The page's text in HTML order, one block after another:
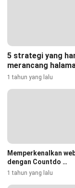
5 strategi yang
merancang
1 tahun yang lalu
Memperkenalkan
dengan Countdo …
1 tahun yang lalu